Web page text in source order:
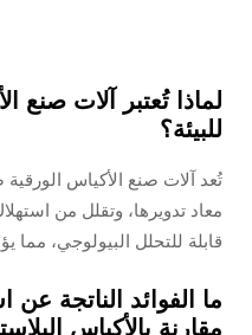
لماذا تُعتبر آلات صنع
للبيئة؟
تُعد آلات صنع الأكياس الورقية
معاد تدويرها، وتقلل من
قابلة للتحلل البيولوجي، مما
ما الفوائد الناتجة عن
مقارنة بالأكياس